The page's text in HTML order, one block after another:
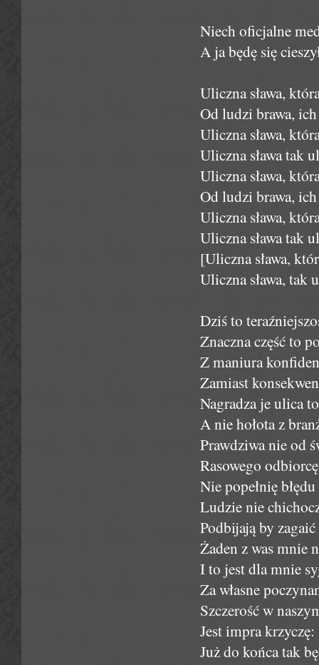
Niech oficjalne
A ja będę się
Uliczna sława,
Od ludzi brawa,
Uliczna sława,
Uliczna sława tak
Uliczna sława,
Od ludzi brawa,
Uliczna sława,
Uliczna sława tak
[Uliczna sława,
Uliczna sława, tak
Dziś to
Znaczna część to
Z maniura
Zamiast
Nagradza je ulica
A nie hołota z
Prawdziwa nie od
Rasowego
Nie popełnię
Ludzie nie
Podbijają by
Żaden z was mnie
I to jest dla mnie
Za własne
Szczerość w
Jest impra
Już do końca tak